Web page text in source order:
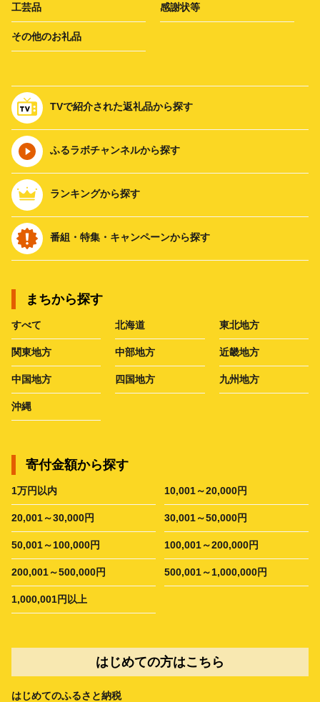
工芸品 感謝状等
その他のお礼品
TVで紹介された返礼品から探す
ふるラボチャンネルから探す
ランキングから探す
番組・特集・キャンペーンから探す
まちから探す
すべて 北海道 東北地方
関東地方 中部地方 近畿地方
中国地方 四国地方 九州地方
沖縄
寄付金額から探す
1万円以内 10,001～20,000円
20,001～30,000円 30,001～50,000円
50,001～100,000円 100,001～200,000円
200,001～500,000円 500,001～1,000,000円
1,000,001円以上
はじめての方はこちら
はじめてのふるさと納税